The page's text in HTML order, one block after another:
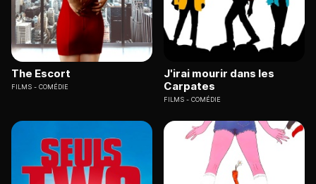
The Escort
FILMS COMÉDIE
J'irai mourir dans les
Carpates
FILMS COMÉDIE